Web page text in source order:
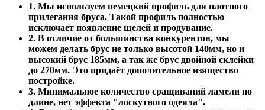
1. Мы используем немецкий профиль для плотного
прилегания бруса. Такой профиль полностью
исключает появление щелей и продувание.
2. В отличие от большинства конкурентов, мы
можем делать брус не только высотой 140мм, но и
высокий брус 185мм, а так же брус двойной склейки
до 270мм. Это придаёт дополительное изящество
постройке.
3. Минимальное количество сращиваний ламели по
длине, нет эффекта "лоскутного одеяла".